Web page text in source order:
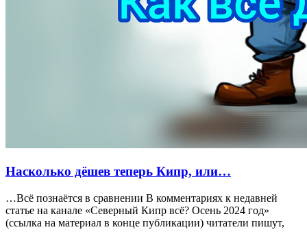
Насколько дёшев теперь Кипр, или…
…Всё познаётся в сравнении В комментариях к недавней
статье на канале «Северный Кипр всё? Осень 2024 год»
(ссылка на материал в конце публикации) читатели пишут,